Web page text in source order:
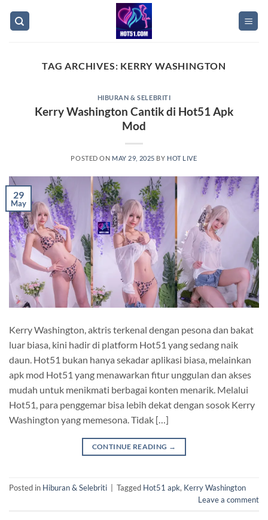
TAG ARCHIVES: KERRY WASHINGTON
HIBURAN & SELEBRITI
Kerry Washington Cantik di Hot51 Apk
Mod
POSTED ON MAY 29, 2025 BY HOT LIVE
29
May
Kerry Washington, aktris terkenal dengan pesona dan bakat
luar biasa, kini hadir di platform Hot51 yang sedang naik
daun. Hot51 bukan hanya sekadar aplikasi biasa, melainkan
apk mod Hot51 yang menawarkan fitur unggulan dan akses
mudah untuk menikmati berbagai konten menarik. Melalui
Hot51, para penggemar bisa lebih dekat dengan sosok Kerry
Washington yang memesona. Tidak […]
CONTINUE READING →
Posted in Hiburan & Selebriti Tagged Hot51 apk, Kerry Washington
Leave a comment